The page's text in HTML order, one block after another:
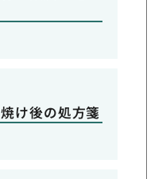
け後の処方箋